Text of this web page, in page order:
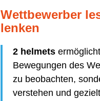
Wettbewerber
lenken
2 helmets
Bewegungen des
zu beobachten,
verstehen und